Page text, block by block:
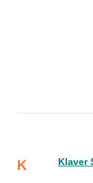
K Klaver